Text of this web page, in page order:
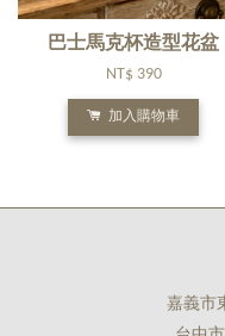
巴士馬克杯造型花盆
NT$ 390
加入購物車
嘉義市